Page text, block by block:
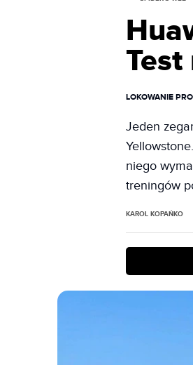
LOKOWANIE
Jeden
niego
treningów
KAROL KOPAŃKO